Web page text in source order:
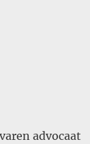
advocaat